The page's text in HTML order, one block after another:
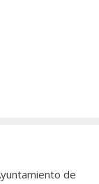
de